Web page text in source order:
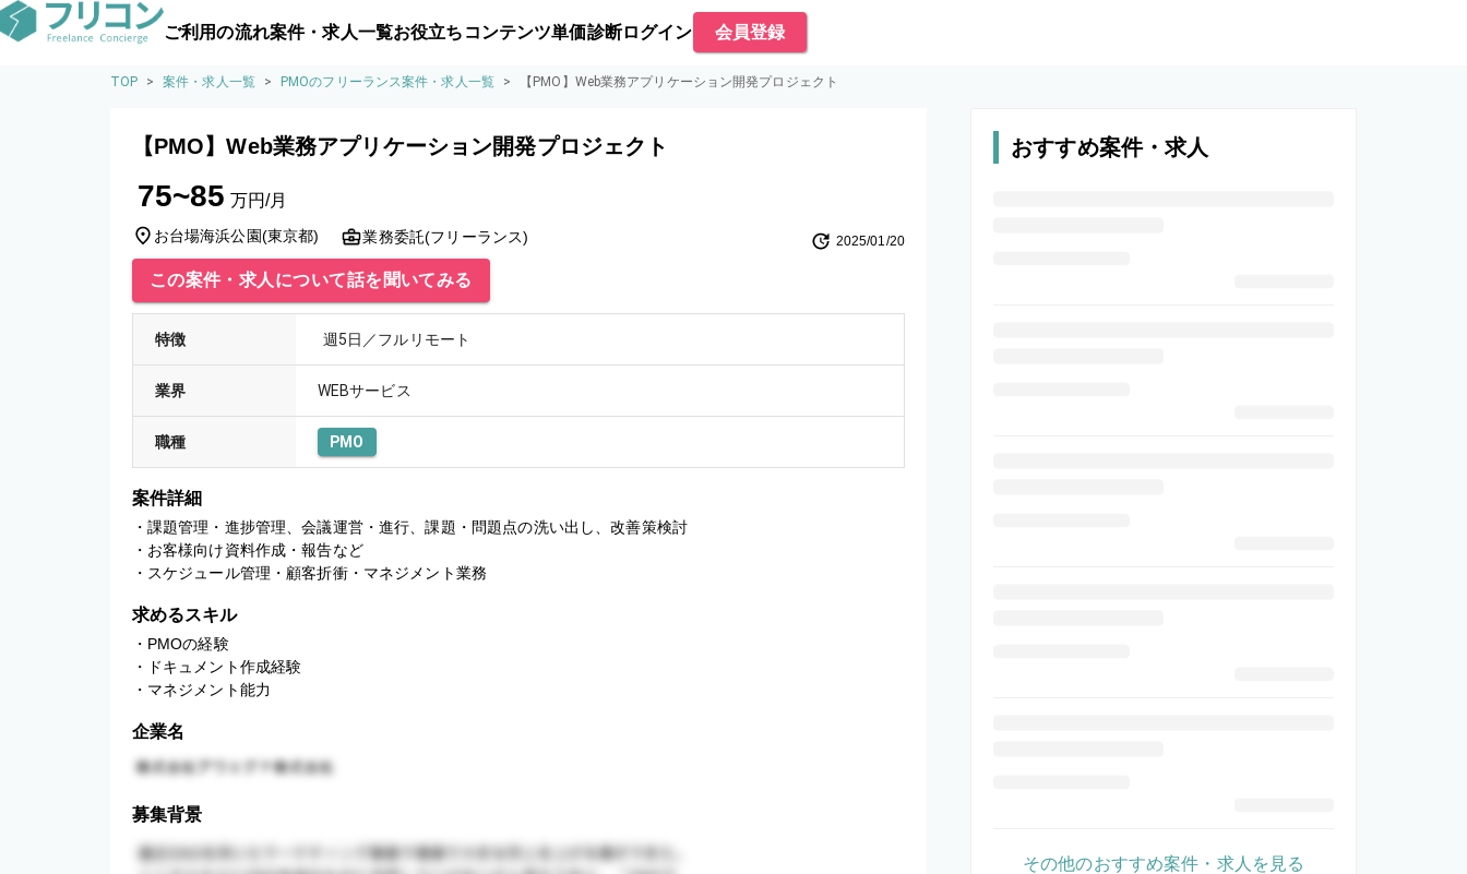
ご利用の流れ案件・求人一覧お役立ちコンテンツ単価診断ログイン 会員登録
TOP > 案件・求人一覧 > PMOのフリーランス案件・求人一覧 > 【PMO】Web業務アプリケーション開発プロジェクト
【PMO】Web業務アプリケーション開発プロジェクト
75~85 万円/月
お台場海浜公園(東京都) 業務委託(フリーランス) 2025/01/20
この案件・求人について話を聞いてみる
特徴 週5日／フルリモート
業界 WEBサービス
職種 PMO
案件詳細
・課題管理・進捗管理、会議運営・進行、課題・問題点の洗い出し、改善策検討
・お客様向け資料作成・報告など
・スケジュール管理・顧客折衝・マネジメント業務
求めるスキル
・PMOの経験
・ドキュメント作成経験
・マネジメント能力
企業名
募集背景
おすすめ案件・求人
その他のおすすめ案件・求人を見る